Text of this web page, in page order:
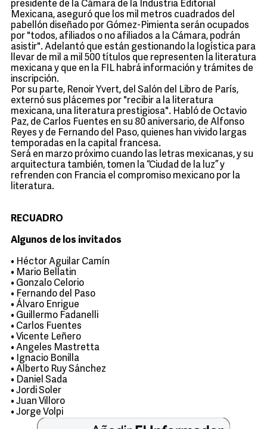
presidente de la Cámara de la Industria Editorial
Mexicana, aseguró que los mil metros cuadrados del
pabellón diseñado por Gómez-Pimienta serán ocupados
por "todos, afiliados o no afiliados a la Cámara, podrán
asistir". Adelantó que están gestionando la logística para
llevar de mil a mil 500 títulos que representen la literatura
mexicana y que en la FIL habrá información y trámites de
inscripción.
Por su parte, Renoir Yvert, del Salón del Libro de París,
externó sus plácemes por "recibir a la literatura
mexicana, una literatura prestigiosa". Habló de Octavio
Paz, de Carlos Fuentes en su 80 aniversario, de Alfonso
Reyes y de Fernando del Paso, quienes han vivido largas
temporadas en la capital francesa.
Será en marzo próximo cuando las letras mexicanas, y su
arquitectura también, tomen la “Ciudad de la luz” y
refrenden con Francia el compromiso mexicano por la
literatura.
RECUADRO
Algunos de los invitados
• Héctor Aguilar Camín
• Mario Bellatin
• Gonzalo Celorio
• Fernando del Paso
• Álvaro Enrigue
• Guillermo Fadanelli
• Carlos Fuentes
• Vicente Leñero
• Angeles Mastretta
• Ignacio Bonilla
• Alberto Ruy Sánchez
• Daniel Sada
• Jordi Soler
• Juan Villoro
• Jorge Volpi